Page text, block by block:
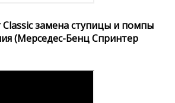
замена ступицы и помпы
(Мерседес-Бенц Спринтер